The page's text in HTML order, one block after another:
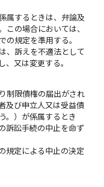
属するときは、弁論及
この場合においては、
の規定を準用する。
、訴えを不適法として
、又は変更する。
制限債権の届出がされ
及び申立人又は受益債
。）が係属するとき
訴訟手続の中止を命ず
規定による中止の決定